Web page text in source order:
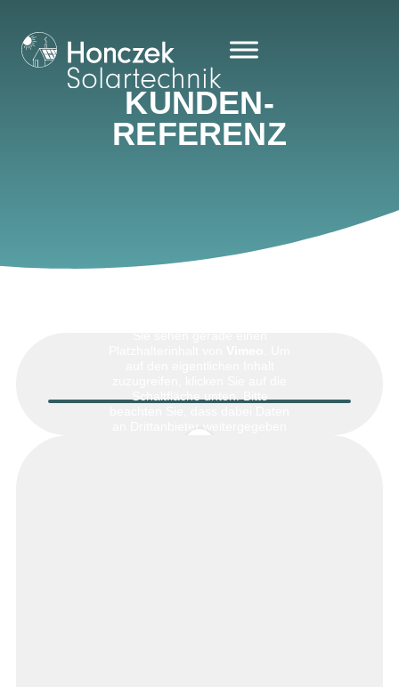
KUNDEN­
REFERENZ
an Drittanbieter weitergegeben